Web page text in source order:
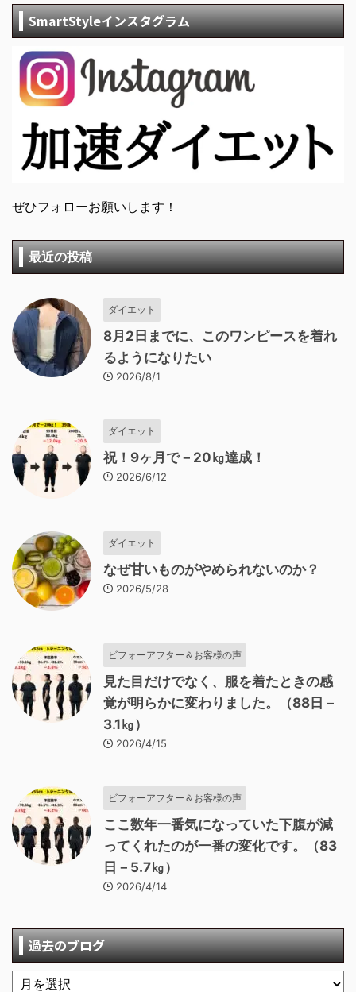
SmartStyleインスタグラム
ぜひフォローお願いします！
最近の投稿
ダイエット
8月2日までに、このワンピースを着れ
るようになりたい
2026/8/1
ダイエット
祝！9ヶ月で－20㎏達成！
2026/6/12
ダイエット
なぜ甘いものがやめられないのか？
2026/5/28
ビフォーアフター＆お客様の声
見た目だけでなく、服を着たときの感
覚が明らかに変わりました。（88日－
3.1㎏）
2026/4/15
ビフォーアフター＆お客様の声
ここ数年一番気になっていた下腹が減
ってくれたのが一番の変化です。（83
日－5.7㎏）
2026/4/14
過去のブログ